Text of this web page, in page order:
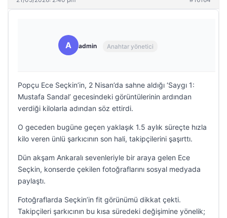
A admin Anahtar yönetici
Popçu Ece Seçkin’in, 2 Nisan’da sahne aldığı ‘Saygı 1:
Mustafa Sandal’ gecesindeki görüntülerinin ardından
verdiği kilolarla adından söz ettirdi.
O geceden bugüne geçen yaklaşık 1.5 aylık süreçte hızla
kilo veren ünlü şarkıcının son hali, takipçilerini şaşırttı.
Dün akşam Ankaralı sevenleriyle bir araya gelen Ece
Seçkin, konserde çekilen fotoğraflarını sosyal medyada
paylaştı.
Fotoğraflarda Seçkin’in fit görünümü dikkat çekti.
Takipçileri şarkıcının bu kısa süredeki değişimine yönelik;